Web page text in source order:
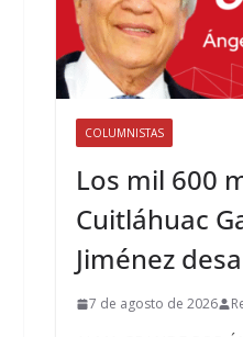
COLUMNISTAS
Los mil 600
Cuitláhuac
Jiménez
7 de agosto de 2026